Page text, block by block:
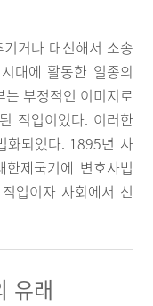
거나 대신해서 소송
대에 활동한 일종의
부정적인 이미지로
직업이었다. 이러한
화되었다. 1895년 사
제국기에 변호사법
업이자 사회에서 선
유래